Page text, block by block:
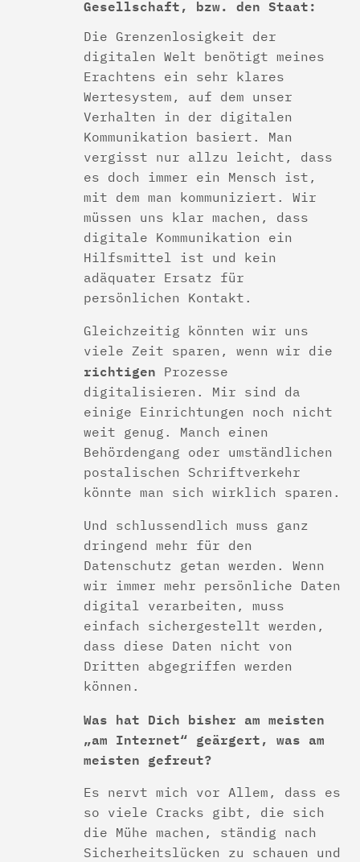
Gesellschaft, bzw. den Staat:
Die Grenzenlosigkeit der
digitalen Welt benötigt meines
Erachtens ein sehr klares
Wertesystem, auf dem unser
Verhalten in der digitalen
Kommunikation basiert. Man
vergisst nur allzu leicht, dass
es doch immer ein Mensch ist,
mit dem man kommuniziert. Wir
müssen uns klar machen, dass
digitale Kommunikation ein
Hilfsmittel ist und kein
adäquater Ersatz für
persönlichen Kontakt.
Gleichzeitig könnten wir uns
viele Zeit sparen, wenn wir die
richtigen Prozesse
digitalisieren. Mir sind da
einige Einrichtungen noch nicht
weit genug. Manch einen
Behördengang oder umständlichen
postalischen Schriftverkehr
könnte man sich wirklich sparen.
Und schlussendlich muss ganz
dringend mehr für den
Datenschutz getan werden. Wenn
wir immer mehr persönliche Daten
digital verarbeiten, muss
einfach sichergestellt werden,
dass diese Daten nicht von
Dritten abgegriffen werden
können.
Was hat Dich bisher am meisten
„am Internet“ geärgert, was am
meisten gefreut?
Es nervt mich vor Allem, dass es
so viele Cracks gibt, die sich
die Mühe machen, ständig nach
Sicherheitslücken zu schauen und